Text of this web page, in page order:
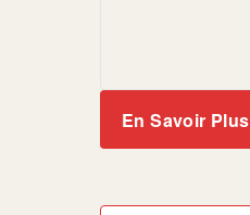
En Savoir Plus